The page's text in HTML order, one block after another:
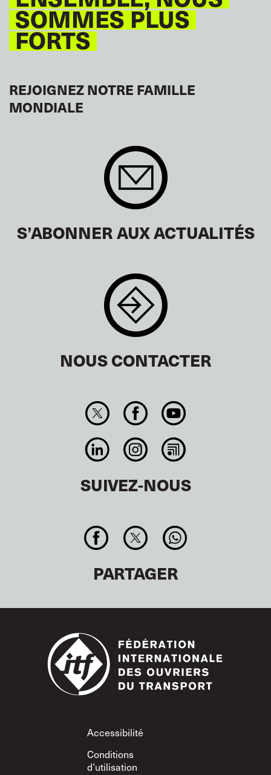
SOMMES PLUS
FORTS
REJOIGNEZ NOTRE FAMILLE
MONDIALE
S’ABONNER AUX ACTUALITÉS
NOUS CONTACTER
SUIVEZ-NOUS
PARTAGER
Footer
Accessibilité
Conditions
d’utilisation